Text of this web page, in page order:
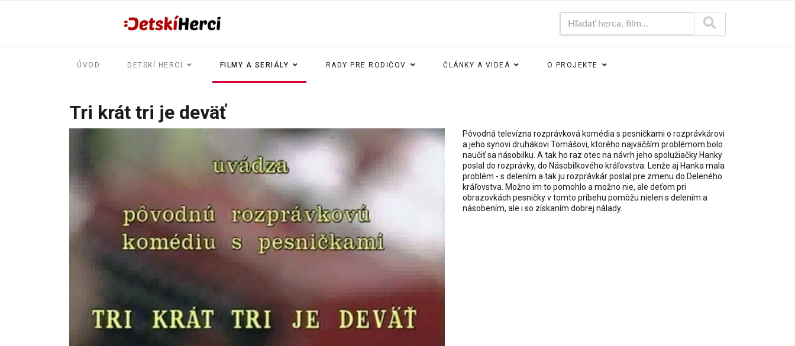
ÚVOD DETSKÍ HERCI FILMY A SERIÁLY RADY PRE RODIČOV ČLÁNKY A VIDEÁ O PROJEKTE
Tri krát tri je deväť
Pôvodná televízna rozprávková komédia s pesničkami o rozprávkárovi
a jeho synovi druhákovi Tomášovi, ktorého najväčším problémom bolo
naučiť sa násobilku. A tak ho raz otec na návrh jeho spolužiačky Hanky
poslal do rozprávky, do Násobilkového kráľovstva. Lenže aj Hanka mala
problém - s delením a tak ju rozprávkár poslal pre zmenu do Deleného
kráľovstva. Možno im to pomohlo a možno nie, ale deťom pri
obrazovkách pesničky v tomto príbehu pomôžu nielen s delením a
násobením, ale i so získaním dobrej nálady.